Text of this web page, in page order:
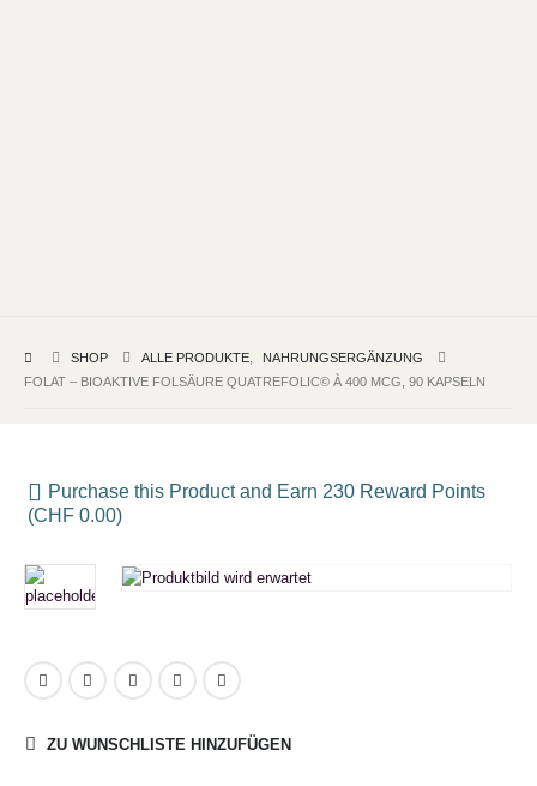
SHOP ALLE PRODUKTE
NAHRUNGSERGÄNZUNG
FOLAT – BIOAKTIVE FOLSÄURE QUATREFOLIC© À 400 MCG, 90 KAPSELN
Purchase this Product and Earn 230 Reward Points
(CHF 0.00)
ZU WUNSCHLISTE HINZUFÜGEN